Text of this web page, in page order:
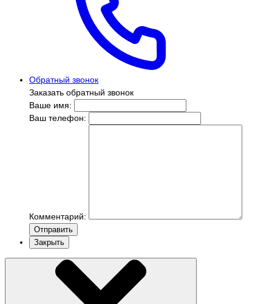
Обратный звонок
Заказать обратный звонок
Ваше имя:
Ваш телефон:
Комментарий:
Отправить
Закрыть